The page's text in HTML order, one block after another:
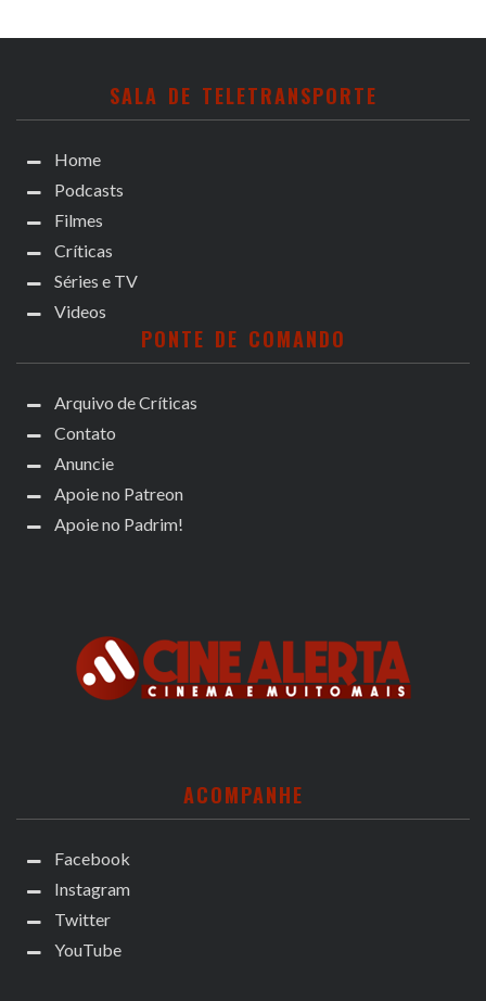
SALA DE TELETRANSPORTE
Home
Podcasts
Filmes
Críticas
Séries e TV
Videos
PONTE DE COMANDO
Arquivo de Críticas
Contato
Anuncie
Apoie no Patreon
Apoie no Padrim!
ACOMPANHE
Facebook
Instagram
Twitter
YouTube